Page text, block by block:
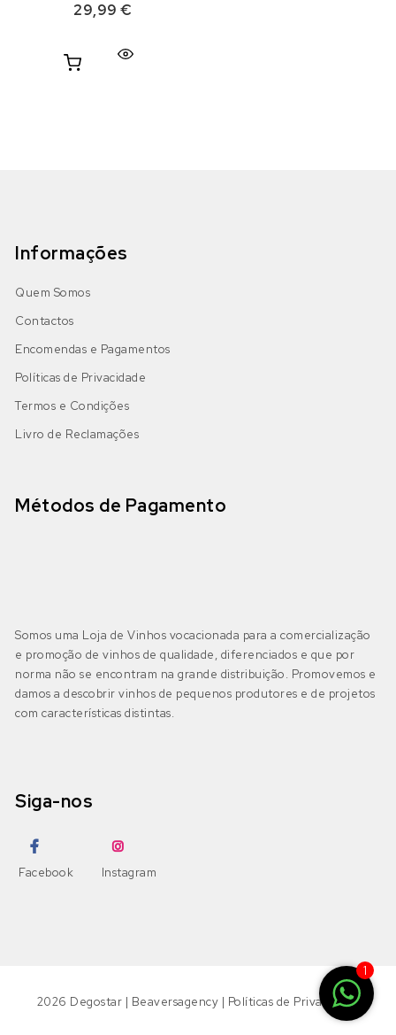
29,99€
Informações
Quem Somos
Contactos
Encomendas e Pagamentos
Políticas de Privacidade
Termos e Condições
Livro de Reclamações
Métodos de Pagamento
Somos uma Loja de Vinhos vocacionada para a comercialização
e promoção de vinhos de qualidade, diferenciados e que por
norma não se encontram na grande distribuição. Promovemos e
damos a descobrir vinhos de pequenos produtores e de projetos
com características distintas.
Siga-nos
Facebook Instagram
2026 Degostar | Beaversagency | Políticas de Privacidade
1